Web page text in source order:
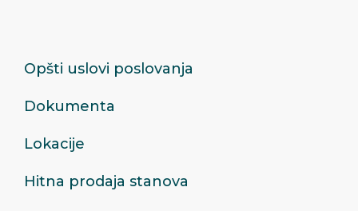
Opšti uslovi poslovanja
Dokumenta
Lokacije
Hitna prodaja stanova